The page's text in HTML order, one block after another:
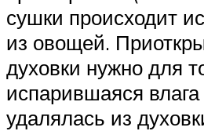
сушки происходит
из овощей.
духовки нужно для
испарившаяся
удалялась из